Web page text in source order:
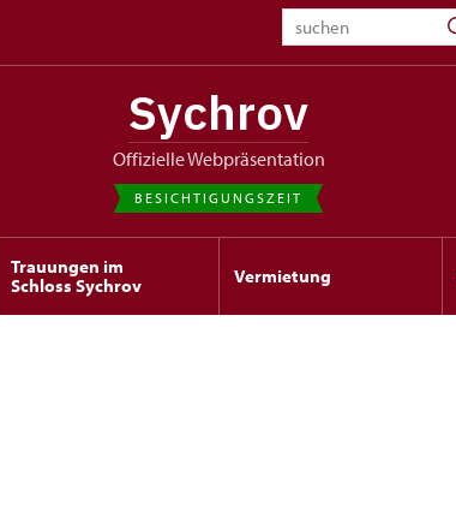
Sychrov
offizielle Webpräsentation
BESICHTIGUNGSZEIT
Trauungen im
Schloss Sychrov
Vermietung